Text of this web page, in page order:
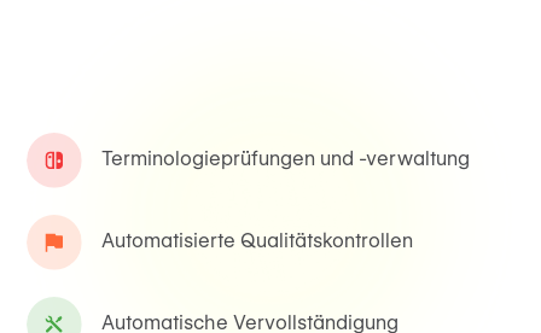
Terminologieprüfungen und -verwaltung
Automatisierte Qualitätskontrollen
Automatische Vervollständigung